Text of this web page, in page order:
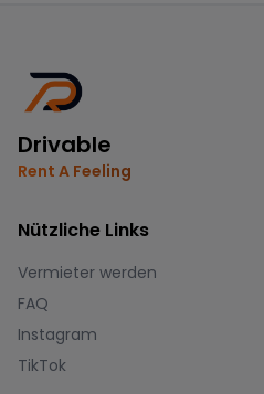
Drivable
Rent A Feeling
Nützliche Links
Vermieter werden
FAQ
Instagram
TikTok